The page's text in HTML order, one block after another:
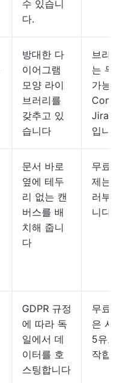
수 있습니
다.
방대한 다
이어그램
모양 라이
브러리를
갖추고 있
습니다
브라
는 무
가능;
Jira
입니다
문서 바로
옆에 테두
리 없는 캔
버스를 배
치해 줍니
다
무료;
제는
러부
니다.
GDPR 규정
에 따라 독
일에서 데
이터를 호
스팅합니다
무료;
은 사
5유로
작합